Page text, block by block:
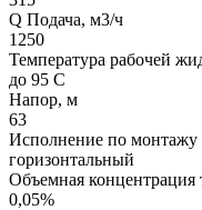
Q Подача, м3/ч
1250
Температура рабочей
до 95 С
Напор, м
63
Исполнение по монтажу
горизонтальный
Объемная концентрация
0,05%